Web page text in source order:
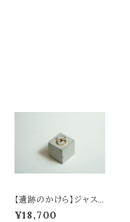
【遺跡のかけら】ジャス
パーの指輪
¥18,700